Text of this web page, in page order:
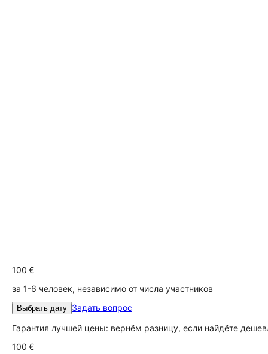
100 €
за 1-6 человек, независимо от числа участников
Выбрать дату Задать вопрос
Гарантия лучшей цены: вернём разницу, если найдёте
100 €